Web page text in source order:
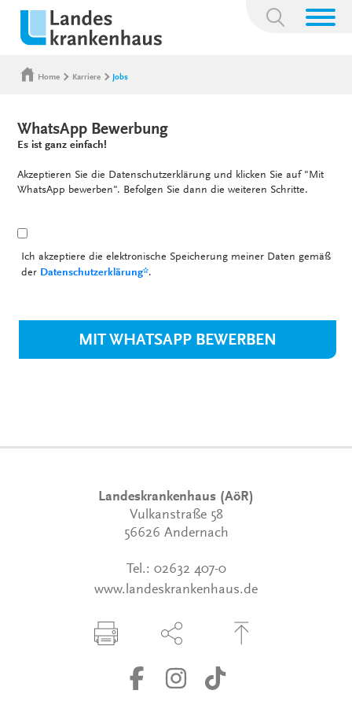
Suchbegriff:
Home Karriere Jobs
WhatsApp Bewerbung
Es ist ganz einfach!
Akzeptieren Sie die Datenschutzerklärung und klicken Sie auf "Mit
WhatsApp bewerben". Befolgen Sie dann die weiteren Schritte.
Ich akzeptiere die elektronische Speicherung meiner Daten gemäß
der Datenschutzerklärung*.
MIT WHATSAPP BEWERBEN
Landeskrankenhaus (AöR)
Vulkanstraße 58
56626 Andernach
Tel.: 02632 407-0
www.landeskrankenhaus.de